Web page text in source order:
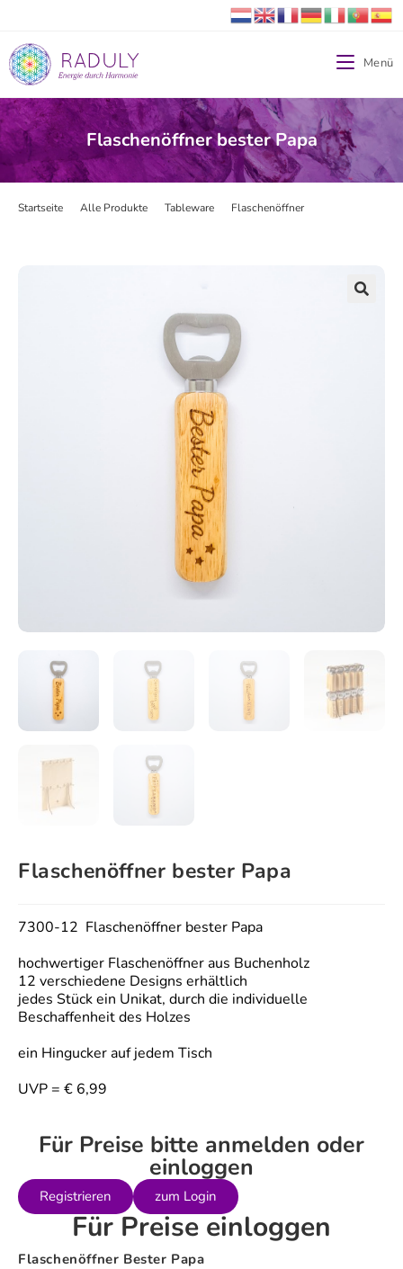
Menü
Flaschenöffner bester Papa
Startseite Alle Produkte Tableware Flaschenöffner
Flaschenöffner bester Papa
7300-12 Flaschenöffner bester Papa
hochwertiger Flaschenöffner aus Buchenholz
12 verschiedene Designs erhältlich
jedes Stück ein Unikat, durch die individuelle
Beschaffenheit des Holzes
ein Hingucker auf jedem Tisch
UVP = € 6,99
Für Preise bitte anmelden oder
einloggen
Registrieren zum Login
Für Preise einloggen
Flaschenöffner Bester Papa